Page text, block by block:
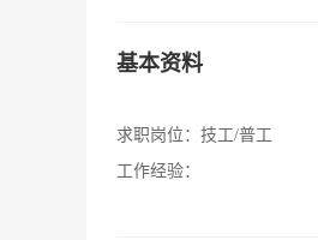
基本资料
求职岗位： 技工/普工
工作经验：